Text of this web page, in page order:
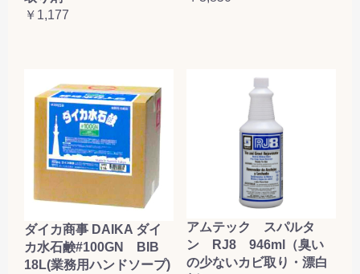
￥1,177
ダイカ商事 DAIKA ダイ
カ水石鹸#100GN BIB
18L(業務用ハンドソープ)
アムテック スパルタ
ン RJ8 946ml（臭い
の少ないカビ取り・漂白